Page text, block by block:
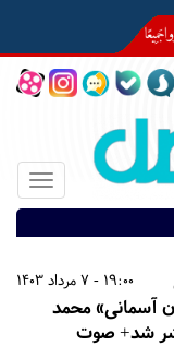
Toggle
19:00 - 7 مرداد 1403
آسمانی» محمد
شد+ صوت